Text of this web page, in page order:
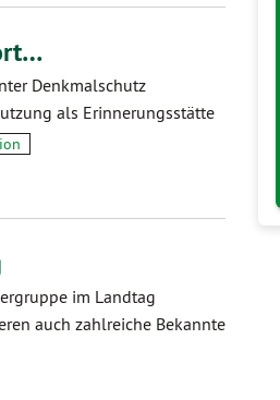
Denkmalschutz
als Erinnerungsstätte
im Landtag
auch zahlreiche Bekannte